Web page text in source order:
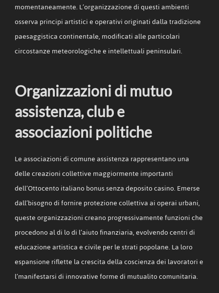
momentaneamente. L’organizzazione di questi ambienti
osserva principi artistici e operativi originati dalla tradizione
paesaggistica continentale, modificati alle particolari
circostanze meteorologiche e intellettuali peninsulari.
Organizzazioni di mutuo
assistenza, club e
associazioni politiche
Le associazioni di comune assistenza rappresentano una
delle creazioni collettive maggiormente importanti
dell’Ottocento italiano bonus senza deposito casino. Emerse
dall’bisogno di fornire protezione collettiva ai operai urbani,
queste organizzazioni creano progressivamente funzioni che
procedono al di lo di l’aiuto finanziaria, evolvendo centri di
educazione artistica e civile per le strati popolane. La loro
espansione riflette la crescita della coscienza dei lavoratori e
l’manifestarsi di innovative forme di mutualito comunitaria.